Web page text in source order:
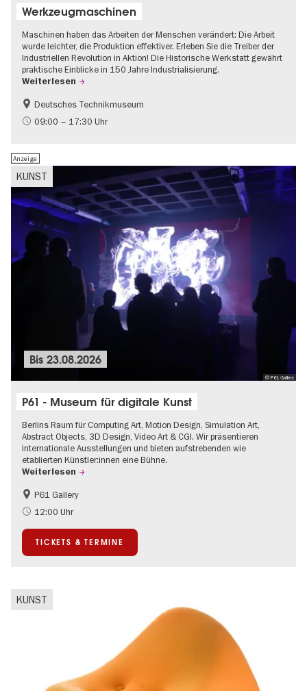
Werkzeugmaschinen
Maschinen haben das Arbeiten der Menschen verändert: Die Arbeit
wurde leichter, die Produktion effektiver. Erleben Sie die Treiber der
Industriellen Revolution in Aktion! Die Historische Werkstatt gewährt
praktische Einblicke in 150 Jahre Industrialisierung.
Weiterlesen
Geschichte
Deutsches Technikmuseum
09:00 – 17:30 Uhr
KUNST
Anzeige
© P61 Gallery
Bis23.08.2026
P61 - Museum für digitale Kunst
Berlins Raum für Computing Art, Motion Design, Simulation Art,
Abstract Objects, 3D Design, Video Art & CGI. Wir präsentieren
internationale Ausstellungen und bieten aufstrebenden wie
etablierten Künstler:innen eine Bühne.
Weiterlesen
International
Urban Art
P61 Gallery
12:00 Uhr
TICKETS & TERMINE
KUNST